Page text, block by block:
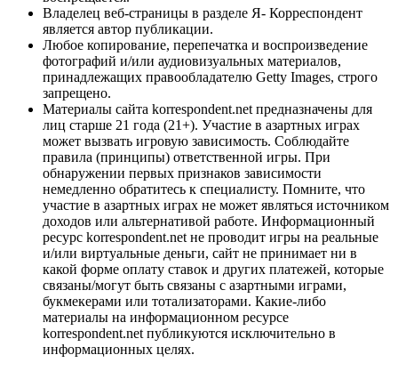
Владелец веб-страницы в разделе Я- Корреспондент
является автор публикации.
Любое копирование, перепечатка и воспроизведение
фотографий и/или аудиовизуальных материалов,
принадлежащих правообладателю Getty Images, строго
запрещено.
Материалы сайта korrespondent.net предназначены для
лиц старше 21 года (21+). Участие в азартных играх
может вызвать игровую зависимость. Соблюдайте
правила (принципы) ответственной игры. При
обнаружении первых признаков зависимости
немедленно обратитесь к специалисту. Помните, что
участие в азартных играх не может являться источником
доходов или альтернативой работе. Информационный
ресурс korrespondent.net не проводит игры на реальные
и/или виртуальные деньги, сайт не принимает ни в
какой форме оплату ставок и других платежей, которые
связаны/могут быть связаны с азартными играми,
букмекерами или тотализаторами. Какие-либо
материалы на информационном ресурсе
korrespondent.net публикуются исключительно в
информационных целях.